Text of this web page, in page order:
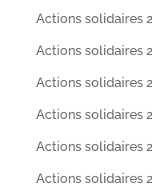
Actions solidaires
Actions solidaires
Actions solidaires
Actions solidaires
Actions solidaires
Actions solidaires